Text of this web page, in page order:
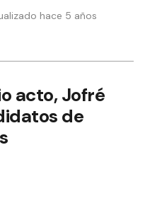
hace 5 años
acto, Jofré
de